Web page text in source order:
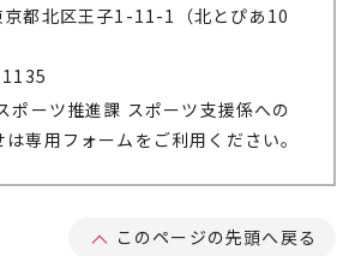
都北区王子1-11-1（北とぴあ10
ポーツ推進課 スポーツ支援係への
専用フォームをご利用ください。
このページの先頭へ戻る